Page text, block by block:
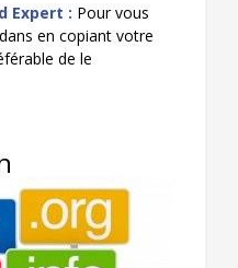
Expert : Pour vous
en copiant votre
de le